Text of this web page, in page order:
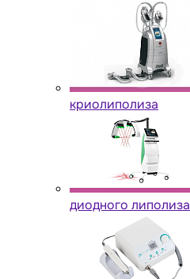
криолиполиза
диодного липолиза